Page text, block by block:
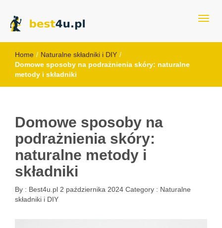
best4u.pl
Home / Naturalne składniki i DIY /
Domowe sposoby na podrażnienia skóry: naturalne
metody i składniki
Domowe sposoby na
podrażnienia skóry:
naturalne metody i
składniki
By : Best4u.pl 2 października 2024 Category : Naturalne
składniki i DIY